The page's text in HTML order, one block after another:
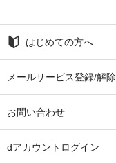
はじめての方へ
メールサービス登録/解除
お問い合わせ
dアカウントログイン